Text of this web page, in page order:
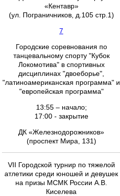
«Кентавр»
(ул. Пограничников, д.105 стр.1)
7
Городские соревнования по
танцевальному спорту "Кубок
Локомотива" в спортивных
дисциплинах "двоеборье",
"латиноамериканская программа" и
"европейская программа"
13:55 – начало;
17:00 - закрытие
ДК «Железнодорожников»
(проспект Мира, 131)
VII Городской турнир по тяжелой
атлетики среди юношей и девушек
на призы МСМК России А.В.
Киселева